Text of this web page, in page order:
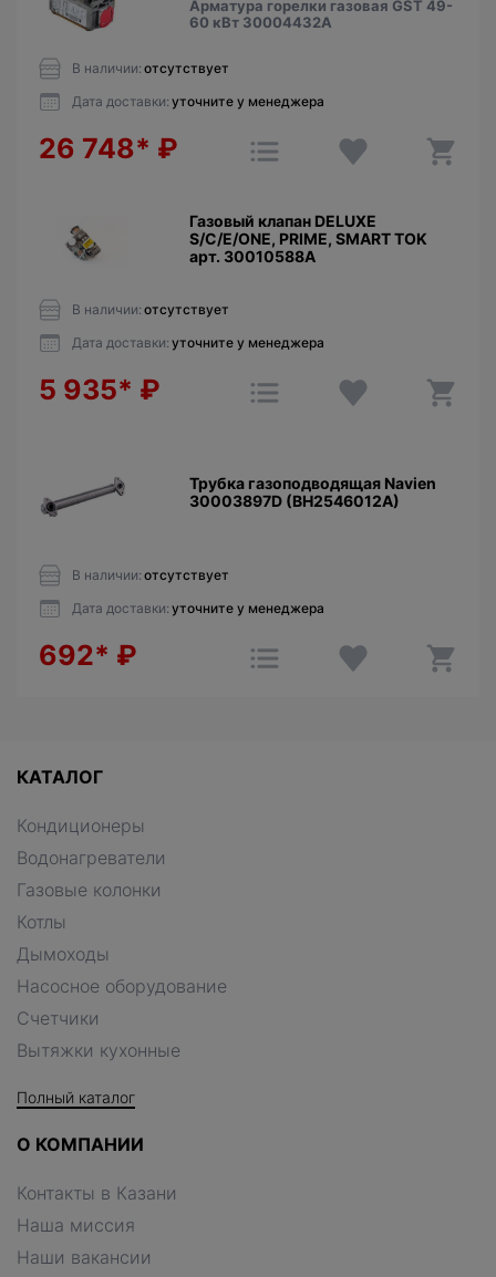
Арматура горелки газовая GST 49-
60 кВт 30004432А
В наличии: отсутствует
Дата доставки: уточните у менеджера
26 748* ₽
Газовый клапан DELUXE
S/C/E/ONE, PRIME, SMART TOK
арт. 30010588A
В наличии: отсутствует
Дата доставки: уточните у менеджера
5 935* ₽
Трубка газоподводящая Navien
30003897D (BH2546012A)
В наличии: отсутствует
Дата доставки: уточните у менеджера
692* ₽
КАТАЛОГ
Кондиционеры
Водонагреватели
Газовые колонки
Котлы
Дымоходы
Насосное оборудование
Счетчики
Вытяжки кухонные
Полный каталог
О КОМПАНИИ
Контакты в Казани
Наша миссия
Наши вакансии